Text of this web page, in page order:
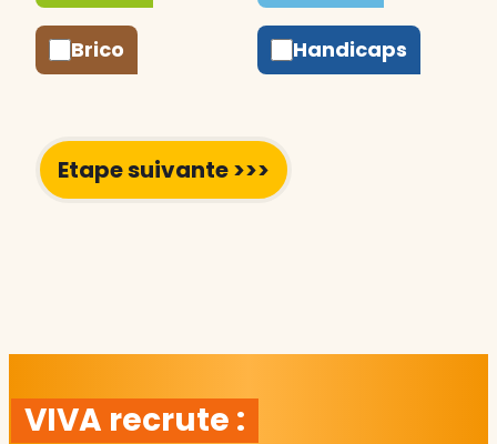
Brico Handicaps
VIVA recrute :